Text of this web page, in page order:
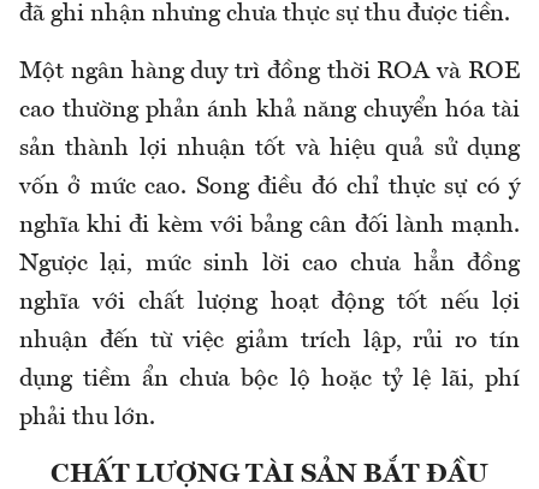
đã ghi nhận nhưng chưa thực sự thu được tiền.
Một ngân hàng duy trì đồng thời ROA và ROE
cao thường phản ánh khả năng chuyển hóa tài
sản thành lợi nhuận tốt và hiệu quả sử dụng
vốn ở mức cao. Song điều đó chỉ thực sự có ý
nghĩa khi đi kèm với bảng cân đối lành mạnh.
Ngược lại, mức sinh lời cao chưa hẳn đồng
nghĩa với chất lượng hoạt động tốt nếu lợi
nhuận đến từ việc giảm trích lập, rủi ro tín
dụng tiềm ẩn chưa bộc lộ hoặc tỷ lệ lãi, phí
phải thu lớn.
CHẤT LƯỢNG TÀI SẢN BẮT ĐẦU